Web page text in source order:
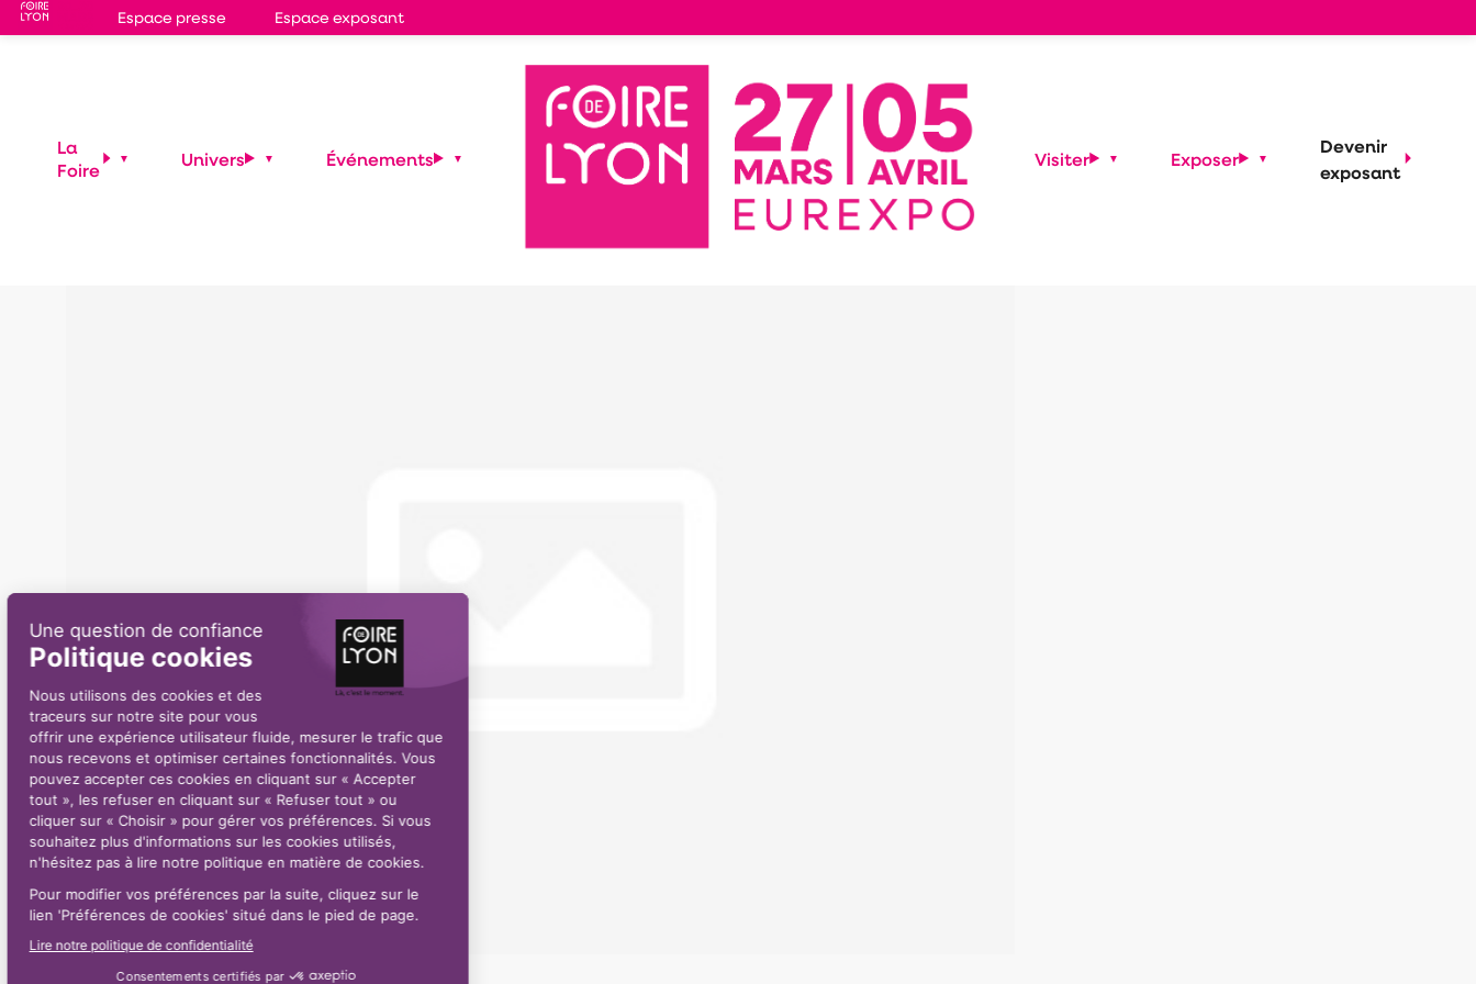
Espace presse Espace exposant
Casting The Voice et The Voice Kids
28 mars 2026
Place des Lumières
La
Foire
Univers Événements Visiter Exposer
Devenir
exposant